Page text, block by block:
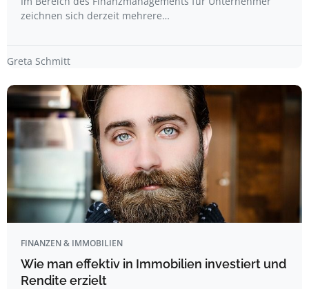
zeichnen sich derzeit mehrere…
Greta Schmitt
FINANZEN & IMMOBILIEN
Wie man effektiv in Immobilien investiert und
Rendite erzielt